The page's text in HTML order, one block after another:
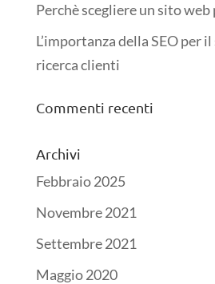
Perchè scegliere un sito
L’importanza della SEO per
ricerca clienti
Commenti recenti
Archivi
Febbraio 2025
Novembre 2021
Settembre 2021
Maggio 2020